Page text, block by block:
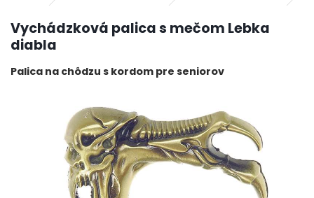
Vychádzková palica s mečom Lebka
diabla
Palica na chôdzu s kordom pre seniorov